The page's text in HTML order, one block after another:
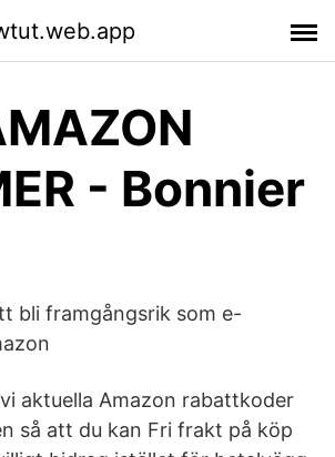
- Bonnier
bli framgångsrik som e-
aktuella Amazon rabattkoder
så att du kan Fri frakt på köp